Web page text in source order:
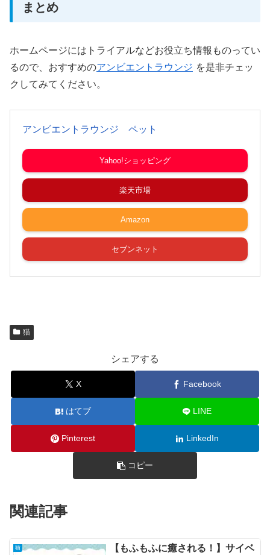
まとめ
ホームページにはトライアルなどお役立ち情報ものってい
るので、おすすめのアンビエントラウンジ を是非チェッ
クしてみてください。
アンビエントラウンジ ペット
Yahoo!ショッピング
楽天市場
Amazon
セブンネット
猫
シェアする
X Facebook
はてブ LINE
Pinterest LinkedIn
コピー
関連記事
猫
【もふもふに癒される！】サイベ